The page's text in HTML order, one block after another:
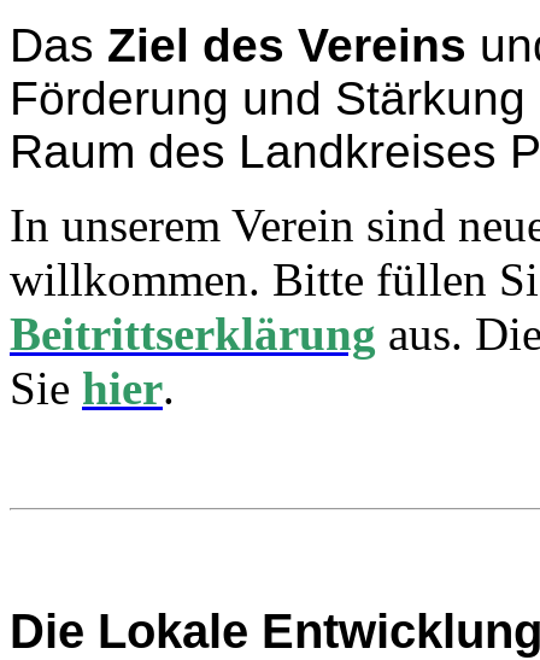
Das Ziel des Vereins
Förderung und
Raum des Landkreises
In unserem Verein sind
willkommen. Bitte füllen
Beitrittserklärung aus.
Sie hier.
Die Lokale